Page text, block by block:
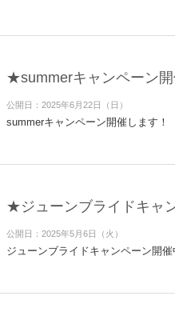
★summerキャンペーン
公開日：2025年6月22日（日）
summerキャンペーン開催します！
★ジューンブライドキャ
公開日：2025年5月6日（火）
ジューンブライドキャンペーン開催